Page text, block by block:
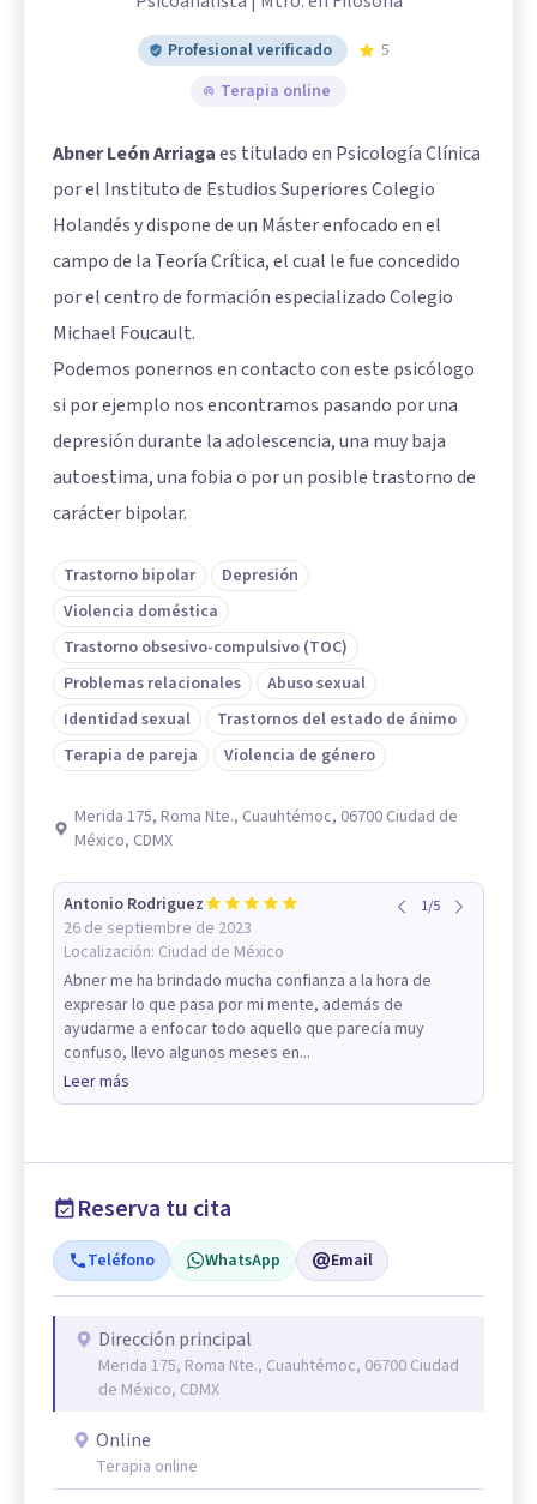
Profesional verificado
5
Terapia online
Abner León Arriagaes titulado en Psicología Clínica
por el Instituto de Estudios Superiores Colegio
Holandés y dispone de un Máster enfocado en el
campo de la Teoría Crítica, el cual le fue concedido
por el centro de formación especializado Colegio
Michael Foucault.
Podemos ponernos en contacto con este psicólogo
si por ejemplo nos encontramos pasando por una
depresión durante la adolescencia, una muy baja
autoestima, una fobia o por un posible trastorno de
carácter bipolar.
Trastorno bipolar
Depresión
Violencia doméstica
Trastorno obsesivo-compulsivo (TOC)
Problemas relacionales
Abuso sexual
Identidad sexual
Trastornos del estado de ánimo
Terapia de pareja
Violencia de género
Merida 175, Roma Nte., Cuauhtémoc, 06700 Ciudad de
México, CDMX
Antonio Rodriguez
26 de septiembre de 2023
Localización: Ciudad de México
1/5
Abner me ha brindado mucha confianza a la hora de
expresar lo que pasa por mi mente, además de
ayudarme a enfocar todo aquello que parecía muy
confuso, llevo algunos meses en...
Leer más
Reserva tu cita
Teléfono WhatsApp Email
Dirección principal
Merida 175, Roma Nte., Cuauhtémoc, 06700 Ciudad
de México, CDMX
Online
Terapia online